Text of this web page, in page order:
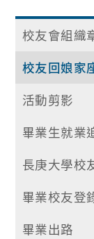
校友會組織
校友回娘家
活動剪影
畢業生就業
長庚大學校
畢業校友登
畢業出路